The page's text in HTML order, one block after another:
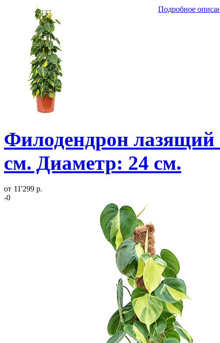
Подробное
Филодендрон лазящий
см. Диаметр: 24 см.
от 11'299 р.
-0